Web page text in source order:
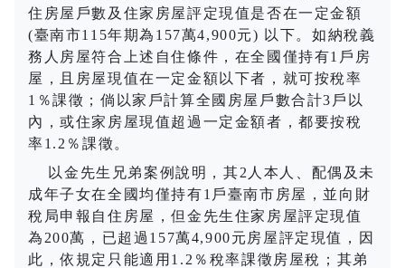
住房屋戶數及住家房屋評定現值是否在一定金額
(臺南市115年期為 157萬4,900元) 以下。如納稅義
務人房屋符合上述自住條件，在全國僅持有1 戶房
屋，且房屋現值在一定金額以下者，就可按稅率
1 ％課徵；倘以家戶計算全國房屋戶數合計3 戶以
內，或住家房屋現值超過一定金額者，都要按稅
率1.2 ％課徵。
以金先生兄弟案例說明，其2 人本人、配偶及未
成年子女在全國均僅持有1 戶臺南市房屋，並向財
稅局申報自住房屋，但金先生住家房屋評定現值
為 200萬，已超過 157萬4,900元房屋評定現值，因
此，依規定只能適用 1.2 ％稅率課徵房屋稅；其弟